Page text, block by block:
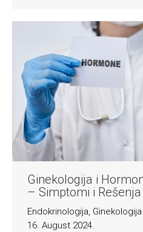
Ginekologija i
– Simptomi i Rešenja
Endokrinologija, Ginekologija
16. August 2024.